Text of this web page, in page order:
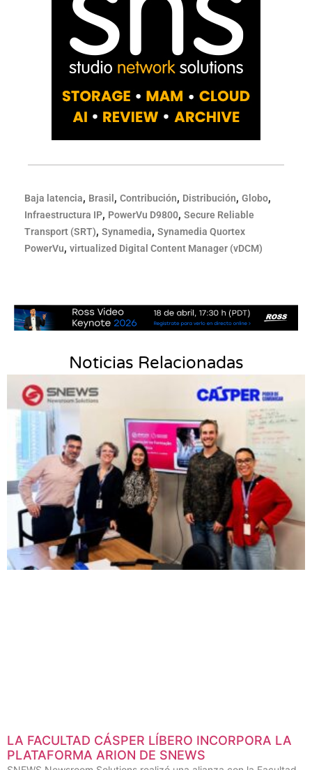
Baja latencia, Brasil , Contribución, Distribución, Globo,
Infraestructura IP, PowerVu D9800, Secure Reliable
Transport (SRT), Synamedia, Synamedia Quortex
PowerVu, virtualized Digital Content Manager (vDCM)
Noticias Relacionadas
LA FACULTAD CÁSPER LÍBERO INCORPORA LA
PLATAFORMA ARION DE SNEWS